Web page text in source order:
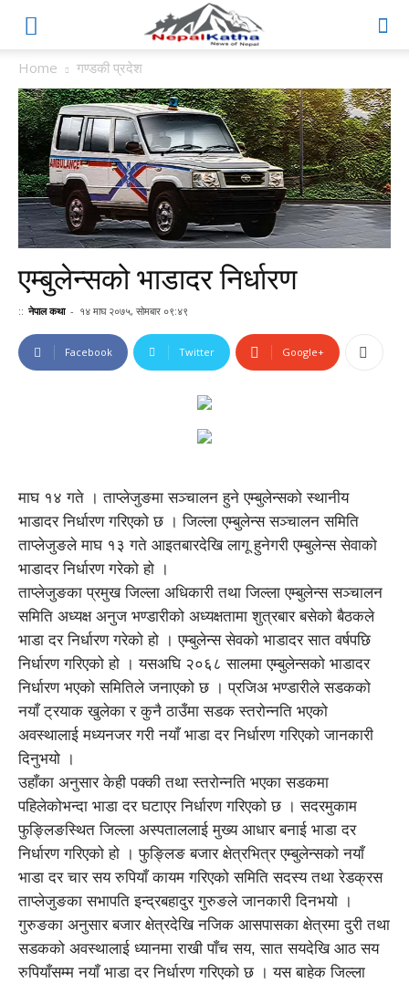
Home गण्डकी प्रदेश
एम्बुलेन्सको भाडादर निर्धारण
:: नेपाल कथा - १४ माघ २०७५, सोमबार ०९:४९
Facebook Twitter Google+
माघ १४ गते । ताप्लेजुङमा सञ्चालन हुने एम्बुलेन्सको स्थानीय
भाडादर निर्धारण गरिएको छ । जिल्ला एम्बुलेन्स सञ्चालन समिति
ताप्लेजुङले माघ १३ गते आइतबारदेखि लागू हुनेगरी एम्बुलेन्स सेवाको
भाडादर निर्धारण गरेको हो ।
ताप्लेजुङका प्रमुख जिल्ला अधिकारी तथा जिल्ला एम्बुलेन्स सञ्चालन
समिति अध्यक्ष अनुज भण्डारीको अध्यक्षतामा शुत्रबार बसेको बैठकले
भाडा दर निर्धारण गरेको हो । एम्बुलेन्स सेवको भाडादर सात वर्षपछि
निर्धारण गरिएको हो । यसअघि २०६८ सालमा एम्बुलेन्सको भाडादर
निर्धारण भएको समितिले जनाएको छ । प्रजिअ भण्डारीले सडकको
नयाँ ट्रयाक खुलेका र कुनै ठाउँमा सडक स्तरोन्नति भएको
अवस्थालाई मध्यनजर गरी नयाँ भाडा दर निर्धारण गरिएको जानकारी
दिनुभयो ।
उहाँका अनुसार केही पक्की तथा स्तरोन्नति भएका सडकमा
पहिलेकोभन्दा भाडा दर घटाएर निर्धारण गरिएको छ । सदरमुकाम
फुङ्लिङस्थित जिल्ला अस्पताललाई मुख्य आधार बनाई भाडा दर
निर्धारण गरिएको हो । फुङ्लिङ बजार क्षेत्रभित्र एम्बुलेन्सको नयाँ
भाडा दर चार सय रुपियाँ कायम गरिएको समिति सदस्य तथा रेडक्रस
ताप्लेजुङका सभापति इन्द्रबहादुर गुरुङले जानकारी दिनभयो ।
गुरुङका अनुसार बजार क्षेत्रदेखि नजिक आसपासका क्षेत्रमा दुरी तथा
सडकको अवस्थालाई ध्यानमा राखी पाँच सय, सात सयदेखि आठ सय
रुपियाँसम्म नयाँ भाडा दर निर्धारण गरिएको छ । यस बाहेक जिल्ला